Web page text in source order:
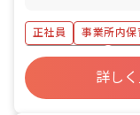
食事・睡
・集団生
の計画・
正社員 事業所内保
社会保険完備
有給
昇給昇
詳し